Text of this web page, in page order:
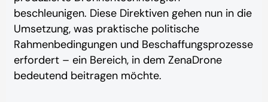
beschleunigen. Diese Direktiven gehen nun in die
Umsetzung, was praktische politische
Rahmenbedingungen und Beschaffungsprozesse
erfordert – ein Bereich, in dem ZenaDrone
bedeutend beitragen möchte.